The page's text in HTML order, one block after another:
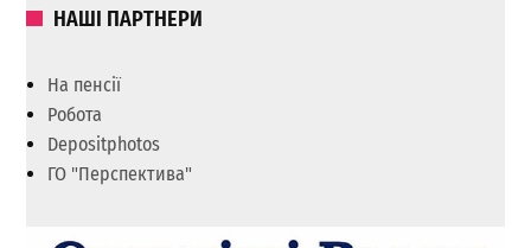
НАШІ ПАРТНЕРИ
На пенсії
Робота
Depositphotos
ГО "Перспектива"